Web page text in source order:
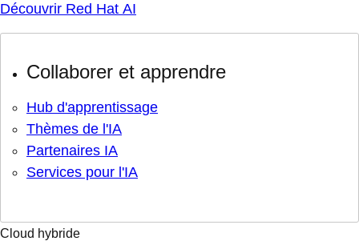
Découvrir Red Hat AI
Collaborer et apprendre
Hub d'apprentissage
Thèmes de l'IA
Partenaires IA
Services pour l'IA
Cloud hybride